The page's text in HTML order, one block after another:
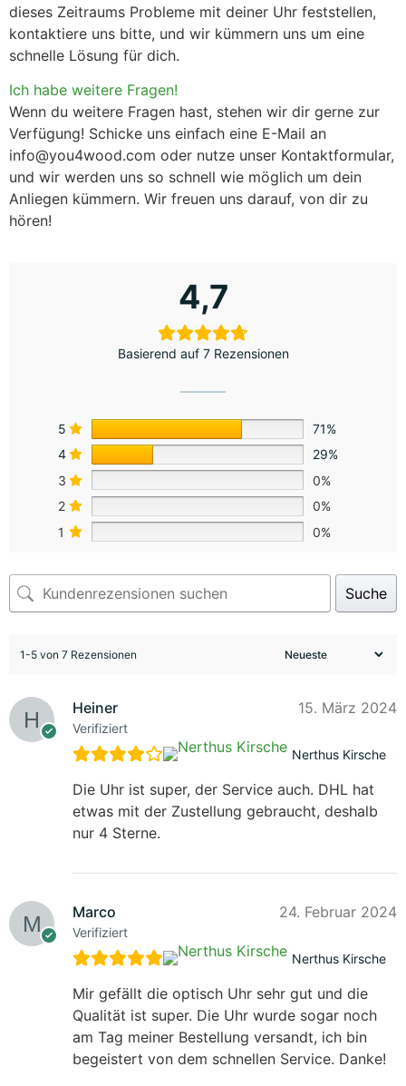
dieses Zeitraums Probleme mit deiner Uhr feststellen,
kontaktiere uns bitte, und wir kümmern uns um eine
schnelle Lösung für dich.
Ich habe weitere Fragen!
Wenn du weitere Fragen hast, stehen wir dir gerne zur
Verfügung! Schicke uns einfach eine E-Mail an
info@you4wood.com oder nutze unser Kontaktformular,
und wir werden uns so schnell wie möglich um dein
Anliegen kümmern. Wir freuen uns darauf, von dir zu
hören!
4,7
Basierend auf 7 Rezensionen
5
71%
4
29%
3
0%
2
0%
1
0%
Suche
1-5 von 7 Rezensionen
Heiner
Verifiziert
15. März 2024
Nerthus Kirsche
Die Uhr ist super, der Service auch. DHL hat
etwas mit der Zustellung gebraucht, deshalb
nur 4 Sterne.
Marco
Verifiziert
24. Februar 2024
Nerthus Kirsche
Mir gefällt die optisch Uhr sehr gut und die
Qualität ist super. Die Uhr wurde sogar noch
am Tag meiner Bestellung versandt, ich bin
begeistert von dem schnellen Service. Danke!